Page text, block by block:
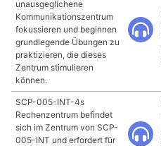
unausgeglichene
Kommunikationszentrum
fokussieren und beginnen
grundlegende Übungen zu
praktizieren, die dieses
Zentrum stimulieren
können.
SCP-005-INT-4s
Rechenzentrum befindet
sich im Zentrum von SCP-
005-INT und erfordert für